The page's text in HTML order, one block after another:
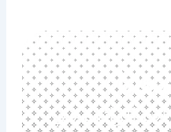
الرائعة في